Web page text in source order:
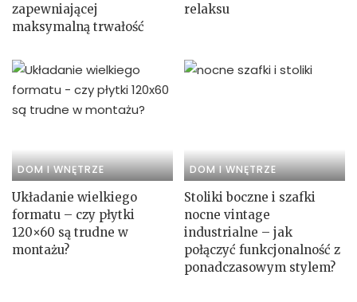
zapewniającej
maksymalną trwałość
relaksu
DOM I WNĘTRZE
Układanie wielkiego
formatu – czy płytki
120×60 są trudne w
montażu?
DOM I WNĘTRZE
Stoliki boczne i szafki
nocne vintage
industrialne – jak
połączyć funkcjonalność z
ponadczasowym stylem?